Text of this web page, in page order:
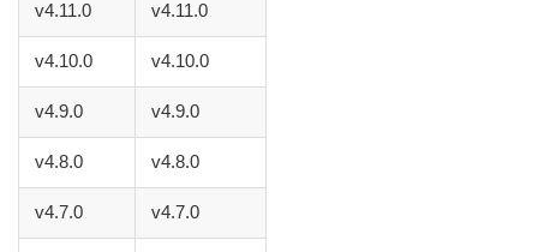
v4.11.0 v4.11.0
v4.10.0 v4.10.0
v4.9.0 v4.9.0
v4.8.0 v4.8.0
v4.7.0 v4.7.0